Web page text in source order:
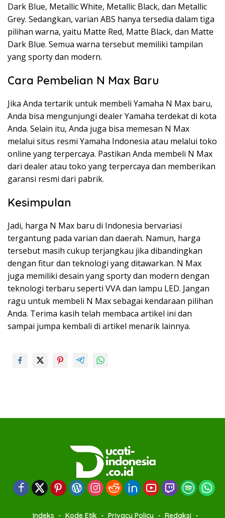
Dark Blue, Metallic White, Metallic Black, dan Metallic
Grey. Sedangkan, varian ABS hanya tersedia dalam tiga
pilihan warna, yaitu Matte Red, Matte Black, dan Matte
Dark Blue. Semua warna tersebut memiliki tampilan
yang sporty dan modern.
Cara Pembelian N Max Baru
Jika Anda tertarik untuk membeli Yamaha N Max baru,
Anda bisa mengunjungi dealer Yamaha terdekat di kota
Anda. Selain itu, Anda juga bisa memesan N Max
melalui situs resmi Yamaha Indonesia atau melalui toko
online yang terpercaya. Pastikan Anda membeli N Max
dari dealer atau toko yang terpercaya dan memberikan
garansi resmi dari pabrik.
Kesimpulan
Jadi, harga N Max baru di Indonesia bervariasi
tergantung pada varian dan daerah. Namun, harga
tersebut masih cukup terjangkau jika dibandingkan
dengan fitur dan teknologi yang ditawarkan. N Max
juga memiliki desain yang sporty dan modern dengan
teknologi terbaru seperti VVA dan lampu LED. Jangan
ragu untuk membeli N Max sebagai kendaraan pilihan
Anda. Terima kasih telah membaca artikel ini dan
sampai jumpa kembali di artikel menarik lainnya.
Indeks Kode Etik Privacy Policy Redaksi